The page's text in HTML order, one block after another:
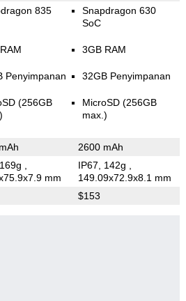
835
Penyimpanan
(256GB
Snapdragon 630
SoC
3GB RAM
32GB Penyimpanan
MicroSD (256GB
max.)
2600 mAh
mm
IP67, 142g
149.09x72.9x8.1 mm
$153